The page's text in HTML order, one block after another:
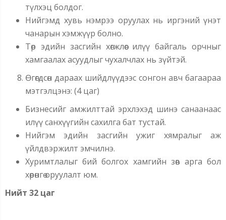
түлхэц болдог.
Нийгэмд хувь нэмрээ оруулах нь иргэний үнэт
чанарын хэмжүүр болно.
Төр эдийн засгийн хөгжлөөс илүү байгаль орчныг
хамгаалах асуудлыг чухалчлах нь зүйтэй.
Өгөгдсөн дараах шийдлүүдээс сонгон авч багаараа
мэтгэлцэнэ: (4 цаг)
Бизнесийг амжилттай эрхлэхэд шинэ санаанаас
илүү санхүүгийн сахилга бат тустай.
Нийгэм эдийн засгийн ужиг хямралыг аж
үйлдвэржилт эмчилнэ.
Хуримтлалыг бий болгох хамгийн зөв арга бол
хөрөнгө оруулалт юм.
Нийт 32 цаг